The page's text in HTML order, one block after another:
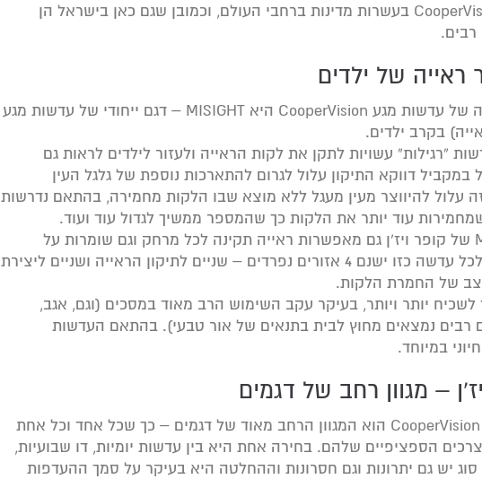
כיום נמכרות עדשות מגע CooperVision בעשרות מדינות ברחבי העולם, וכמובן שגם כאן בישראל הן
ראייה של ילדים
דוגמה מצוינת לאיכות הגבוהה של עדשות מגע CooperVision היא MISIGHT – דגם ייחודי של עדשות מגע
בקרב ילדים.
“רגילות” עשויות לתקן את לקות הראייה ולעזור לילדים לראות גם
דווקא התיקון עלול לגרום להתארכות נוספת של גלגל העין
עלול להיווצר מעין מעגל ללא מוצא שבו הלקות מחמירה, בהתאם נדרשות
עוד יותר את הלקות כך שהמספר ממשיך לגדול עוד ועוד.
לעומת זאת, עדשות MISIGHT של קופר ויז’ן גם מאפשרות ראייה תקינה לכל מרחק וגם שומרות על
העיניים. המפתח לכך הוא שלכל עדשה כזו ישנם 4 אזורים נפרדים – שניים לתיקון הראייה ושניים ליצירת
של החמרת הלקות.
לשכיח יותר ויותר, בעיקר עקב השימוש הרב מאוד במסכים (וגם, אגב,
רבים נמצאים מחוץ לבית בתנאים של אור טבעי). בהתאם העדשות
במיוחד.
– מגוון רחב של דגמים
מאפיין נוסף של עדשות מגע CooperVision הוא המגוון הרחב מאוד של דגמים – כך שכל אחד וכל אחת
הספציפיים שלהם. בחירה אחת היא בין עדשות יומיות, דו שבועיות,
סוג יש גם יתרונות וגם חסרונות וההחלטה היא בעיקר על סמך ההעדפות